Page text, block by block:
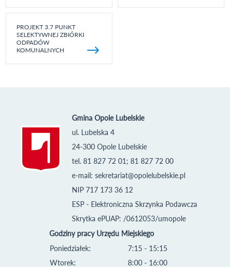
PROJEKT 3.7 PUNKT
SELEKTYWNEJ ZBIÓRKI
ODPADÓW
KOMUNALNYCH
Gmina Opole Lubelskie
ul. Lubelska 4
24-300 Opole Lubelskie
tel. 81 827 72 01; 81 827 72 00
e-mail: sekretariat@opolelubelskie.pl
NIP 717 173 36 12
ESP - Elektroniczna Skrzynka Podawcza
Skrytka ePUAP: /0612053/umopole
Godziny pracy Urzędu Miejskiego
Poniedziałek:
Wtorek:
7:15 - 15:15
8:00 - 16:00